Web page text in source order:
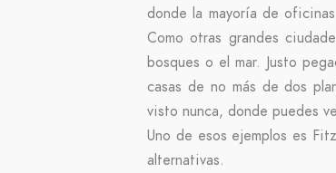
donde la mayoría de
Como otras grandes
bosques o el mar. Justo
casas de no más de dos
visto nunca, donde puedes
Uno de esos ejemplos es
alternativas.